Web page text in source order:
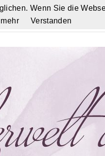
Wenn Sie die
Verstanden